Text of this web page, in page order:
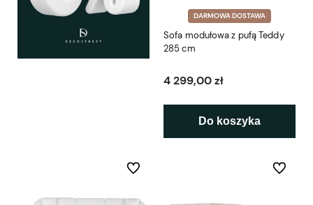
DARMOWA DOSTAWA
Sofa modułowa z pufą Teddy
285 cm
4 299,00 zł
Do koszyka
Do ulubionych Do